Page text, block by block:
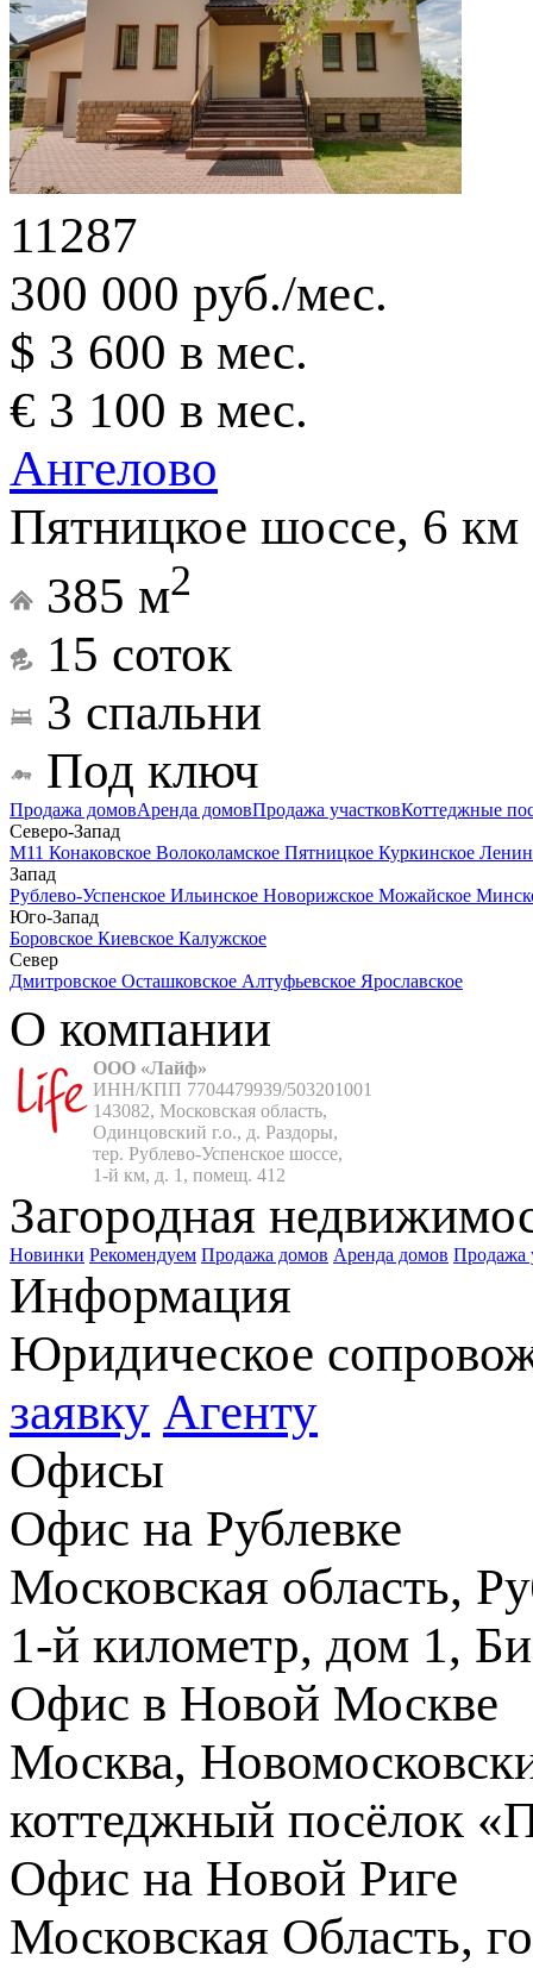
11287
300 000 руб./мес.
$ 3 600 в мес.
€ 3 100 в мес.
Ангелово
Пятницкое шоссе, 6 км
385 м2
15 соток
3 спальни
Под ключ
Продажа домовАренда домовПродажа участковКоттеджные
Северо-Запад
М11 Конаковское Волоколамское Пятницкое Куркинское
Запад
Рублево-Успенское Ильинское Новорижское Можайское
Юго-Запад
Боровское Киевское Калужское
Север
Дмитровское Осташковское Алтуфьевское Ярославское
О компании
ООО «Лайф»
ИНН/КПП 7704479939/503201001
143082, Московская область,
Одинцовский г.о., д. Раздоры,
тер. Рублево-Успенское шоссе,
1-й км, д. 1, помещ. 412
Загородная
Новинки Рекомендуем Продажа домов Аренда домов Продажа
Информация
Юридическое
заявку Агенту
Офисы
Офис на Рублевке
Московская область,
1-й километр, дом 1,
Офис в Новой Москве
Москва,
коттеджный посёлок
Офис на Новой Риге
Московская Область,